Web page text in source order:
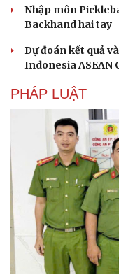
Nhập môn
Backhand hai tay
Dự đoán kết quả
Indonesia ASEAN
PHÁP LUẬT